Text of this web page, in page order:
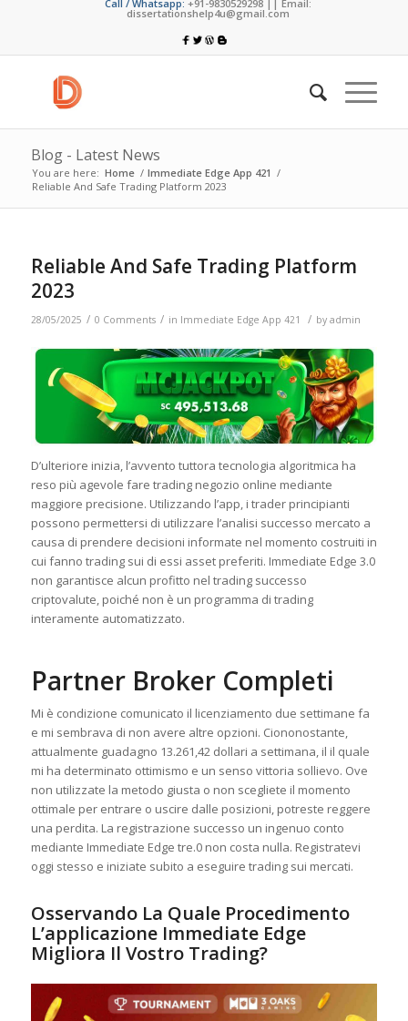
Call / Whatsapp: +91-9830529298 || Email:
dissertationshelp4u@gmail.com
Blog - Latest News
You are here: Home / Immediate Edge App 421 /
Reliable And Safe Trading Platform 2023
Reliable And Safe Trading Platform
2023
28/05/2025 / 0 Comments / in Immediate Edge App 421 / by admin
D’ulteriore inizia, l’avvento tuttora tecnologia algoritmica ha
reso più agevole fare trading negozio online mediante
maggiore precisione. Utilizzando l’app, i trader principianti
possono permettersi di utilizzare l’analisi successo mercato a
causa di prendere decisioni informate nel momento costruiti in
cui fanno trading sui di essi asset preferiti. Immediate Edge 3.0
non garantisce alcun profitto nel trading successo
criptovalute, poiché non è un programma di trading
interamente automatizzato.
Partner Broker Completi
Mi è condizione comunicato il licenziamento due settimane fa
e mi sembrava di non avere altre opzioni. Ciononostante,
attualmente guadagno 13.261,42 dollari a settimana, il il quale
mi ha determinato ottimismo e un senso vittoria sollievo. Ove
non utilizzate la metodo giusta o non scegliete il momento
ottimale per entrare o uscire dalle posizioni, potreste reggere
una perdita. La registrazione successo un ingenuo conto
mediante Immediate Edge tre.0 non costa nulla. Registratevi
oggi stesso e iniziate subito a eseguire trading sui mercati.
Osservando La Quale Procedimento
L’applicazione Immediate Edge
Migliora Il Vostro Trading?